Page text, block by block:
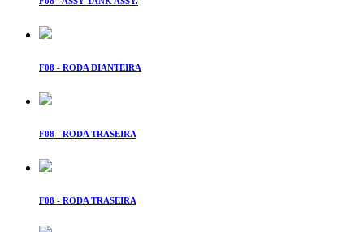
F08 - RODA DIANTEIRA
F08 - RODA TRASEIRA
F08 - RODA TRASEIRA